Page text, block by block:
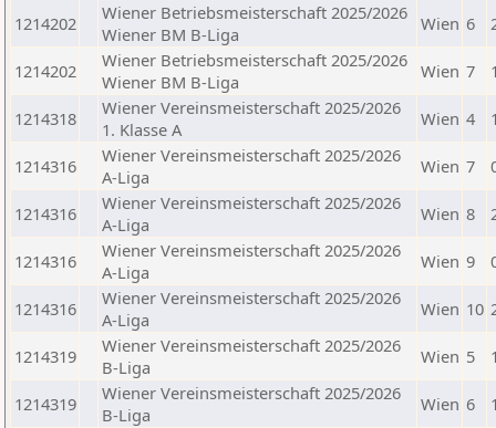
1214202
Wiener Betriebsmeisterschaft 2025/2026
Wiener BM B-Liga
Wien 6
1214202
Wiener Betriebsmeisterschaft 2025/2026
Wiener BM B-Liga
Wien 7
1214318
Wiener Vereinsmeisterschaft 2025/2026
1. Klasse A
Wien 4
1214316
Wiener Vereinsmeisterschaft 2025/2026
A-Liga
Wien 7
1214316
Wiener Vereinsmeisterschaft 2025/2026
A-Liga
Wien 8
1214316
Wiener Vereinsmeisterschaft 2025/2026
A-Liga
Wien 9
1214316
Wiener Vereinsmeisterschaft 2025/2026
A-Liga
Wien 10
1214319
Wiener Vereinsmeisterschaft 2025/2026
B-Liga
Wien 5
1214319
Wiener Vereinsmeisterschaft 2025/2026
B-Liga
Wien 6